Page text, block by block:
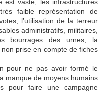
est vaste, les infrastructures
faible représentation de
l’utilisation de la terreur
administratifs, militaires,
bourrages des urnes, la
prise en compte de fiches
pour ne pas avoir formé le
manque de moyens humains
pour faire une campagne